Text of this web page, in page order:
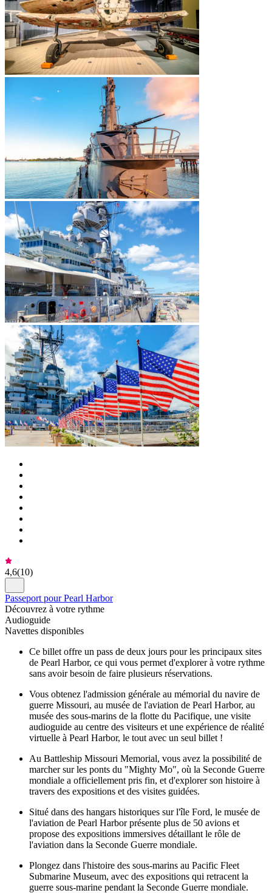
4,6(10)
Passeport pour Pearl Harbor
Découvrez à votre rythme
Audioguide
Navettes disponibles
Ce billet offre un pass de deux jours pour les principaux sites
de Pearl Harbor, ce qui vous permet d'explorer à votre rythme
sans avoir besoin de faire plusieurs réservations.
Vous obtenez l'admission générale au mémorial du navire de
guerre Missouri, au musée de l'aviation de Pearl Harbor, au
musée des sous-marins de la flotte du Pacifique, une visite
audioguide au centre des visiteurs et une expérience de réalité
virtuelle à Pearl Harbor, le tout avec un seul billet !
Au Battleship Missouri Memorial, vous avez la possibilité de
marcher sur les ponts du "Mighty Mo", où la Seconde Guerre
mondiale a officiellement pris fin, et d'explorer son histoire à
travers des expositions et des visites guidées.
Situé dans des hangars historiques sur l'île Ford, le musée de
l'aviation de Pearl Harbor présente plus de 50 avions et
propose des expositions immersives détaillant le rôle de
l'aviation dans la Seconde Guerre mondiale.
Plongez dans l'histoire des sous-marins au Pacific Fleet
Submarine Museum, avec des expositions qui retracent la
guerre sous-marine pendant la Seconde Guerre mondiale.